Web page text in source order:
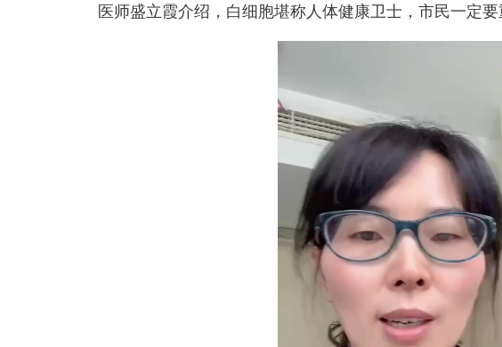
医师盛立霞介绍，白细胞堪称人体健康卫士，市民一定要